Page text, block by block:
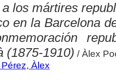
los mártires
en la Barcelona
(1875-1910) / Àlex
Àlex